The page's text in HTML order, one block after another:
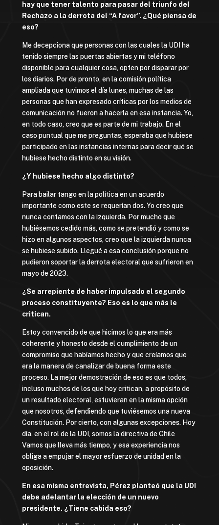
hay que tener talento para pasar del triunfo del
Rechazo a la derrota del “A favor”. ¿Qué piensa de
eso?
Me decepciona que personas con las cuales la UDI ha
tenido siempre las puertas abiertas y mi teléfono
disponible para cualquier cosa, opten por disparar por
los diarios. Por de pronto, en la comisión política
ampliada que tuvimos el día lunes, muchas de las
personas que han expresado críticas por los medios de
comunicación no fueron a hacerla en esa instancia. Yo,
en todo caso, creo que es parte de mi trabajo. En el
caso puntual que me preguntas, esperaba que hubiese
participado en las instancias internas para decir qué se
hubiese hecho distinto en su visión.
¿Y hubiese hecho algo distinto?
Para bailar tango en la política en un acuerdo
importante como este se requerían dos. Yo creo que
nunca contamos con la izquierda. Por mucho que
hubiésemos cedido más, como se pretendió y como se
hizo en algunos aspectos, creo que la izquierda nunca
se hubiese subido. Llegué a esa conclusión porque no
pudieron soportar la derrota electoral que sufrieron en
mayo de 2023.
¿Se arrepiente de haber impulsado el segundo
proceso constituyente? Eso es lo que más le
critican.
Estoy convencido de que hicimos lo que era más
coherente y honesto desde el cumplimiento de un
compromiso que habíamos hecho y que creíamos que
era la manera de canalizar de buena forma este
proceso. La mejor demostración de eso es que todos,
incluso muchos de los que hoy critican, a propósito de
un resultado electoral, estuvieran en la misma opción
que nosotros, defendiendo que tuviésemos una nueva
Constitución. Por cierto, con algunas excepciones. Hoy
día, en el rol de la UDI, somos la directiva de Chile
Vamos que lleva más tiempo, y esa experiencia nos
obliga a empujar el mayor esfuerzo de unidad en la
oposición.
En esa misma entrevista, Pérez planteó que la UDI
debe adelantar la elección de un nuevo
presidente. ¿Tiene cabida eso?